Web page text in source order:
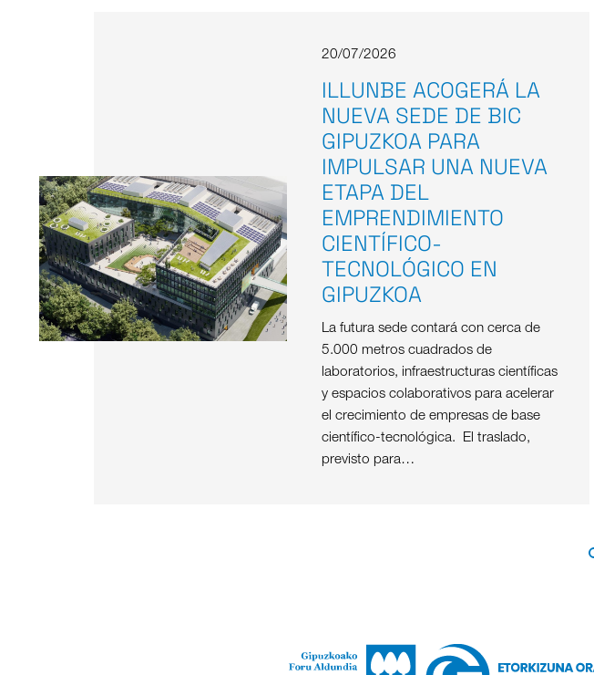
20/07/2026
ILLUNBE ACOGERÁ LA
NUEVA SEDE DE BIC
GIPUZKOA PARA
IMPULSAR UNA NUEVA
ETAPA DEL
EMPRENDIMIENTO
CIENTÍFICO-
TECNOLÓGICO EN
GIPUZKOA
La futura sede contará con cerca de
5.000 metros cuadrados de
laboratorios, infraestructuras científicas
y espacios colaborativos para acelerar
el crecimiento de empresas de base
científico-tecnológica. El traslado,
previsto para…